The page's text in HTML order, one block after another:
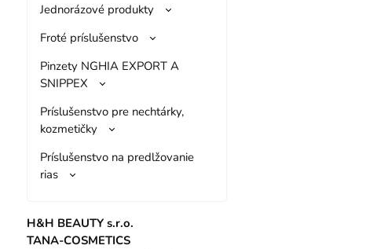
Jednorázové produkty
Froté príslušenstvo
Pinzety NGHIA EXPORT A
SNIPPEX
Príslušenstvo pre nechtárky,
kozmetičky
Príslušenstvo na predlžovanie
rias
H&H BEAUTY s.r.o.
TANA-COSMETICS